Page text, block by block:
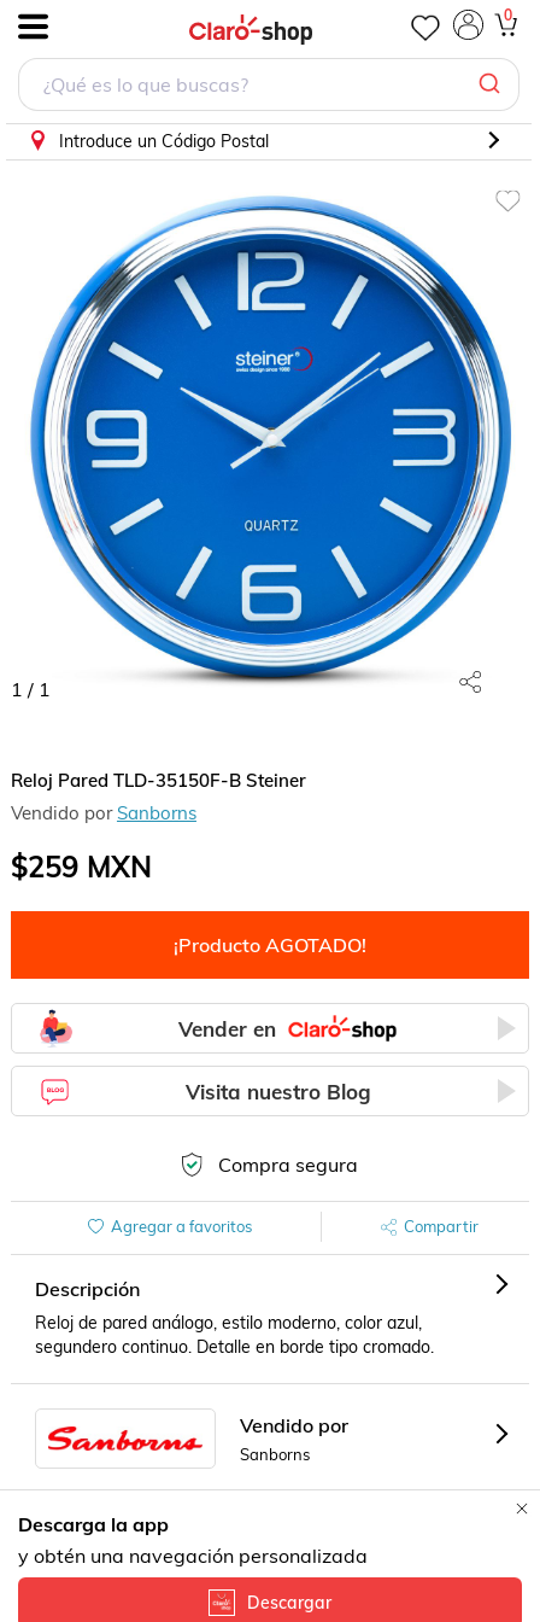
0
Introduce un Código Postal
1 / 1
Reloj Pared TLD-35150F-B Steiner
Vendido por Sanborns
$259MXN
¡Producto AGOTADO!
Vender en
Visita nuestro Blog
Compra segura
Agregar a favoritos Compartir
Descripción
Reloj de pared análogo, estilo moderno, color azul,
segundero continuo. Detalle en borde tipo cromado.
Vendido por
Sanborns
Formas de Pago
Descarga la app
y obtén una navegación personalizada
Descargar